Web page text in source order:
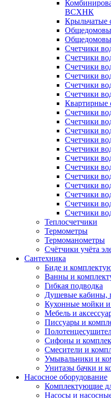
ВСХНК
Крыльчатые
Счетчики
Счетчики
Счетчики
Счетчики
Счетчики
Счетчики
Квартирные
Счетчики
Счетчики
Счетчики
Счетчики
Счетчики
Счетчики
Счетчики
Счетчики
Счетчики
Счетчики
Счетчики
Счетчики
Теплосчетчики
Термометры
Термоманометры
Счётчики учёта
Сантехника
Биде и
Ванны и
Гибкая подводка
Душевые кабины,
Кухонные мойки и
Мебель и
Писсуары и
Сифоны и
Смесители и
Умывальники и
Унитазы бачки и
Насосное оборудование
Комплектующие
Насосы и